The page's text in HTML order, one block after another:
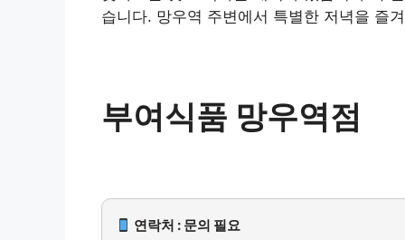
습니다. 망우역 주변에서 특별한 저녁을 즐
부여식품 망우역점
연락처 : 문의 필요